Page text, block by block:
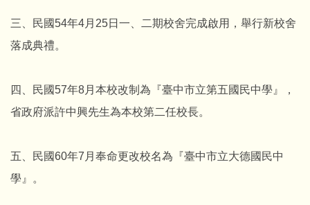
三、民國54年4月25日一、二期校舍完成啟用，舉行新校舍
落成典禮。
四、民國57年8月本校改制為『臺中市立第五國民中學』，
省政府派許中興先生為本校第二任校長。
五、民國60年7月奉命更改校名為『臺中市立大德國民中
學』。